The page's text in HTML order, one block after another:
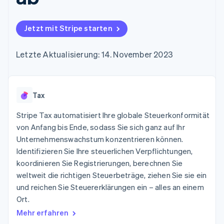
125
Terminal
Zahlungen vor Ort
Boost
Autorisierungsraten
Beschleunigter
Financial
Connections
Verbundene
Finanzdaten
Mehr
Product roadmap
Ausblick
Radar
SaaS
Bewirtung, Reisen und
Freizeit
Versicherungen
Medien und
Unterhaltung
Gemeinnützige
Organisationen
Fachdienstleistungen
Öffentlicher Sektor
Abonnementverwaltung
nutzungsbasierte
Abrechnung um
Karten ausgeben: So
Diensten mit Agenten
Ressourcen
App-Integrationen
Code-Beispiele
Entwickler-Blog
Stripe Sessions
Karriere
Stripe Press
kontaktieren
Partner werden
Jetzt mit Stripe starten
Letzte Aktualisierung: 14. November 2023
Tax
Stripe Tax automatisiert Ihre globale Steuerkonformität
von Anfang bis Ende, sodass Sie sich ganz auf Ihr
Unternehmenswachstum konzentrieren können.
Identifizieren Sie Ihre steuerlichen Verpflichtungen,
koordinieren Sie Registrierungen, berechnen Sie
weltweit die richtigen Steuerbeträge, ziehen Sie sie ein
und reichen Sie Steuererklärungen ein – alles an einem
Ort.
Mehr erfahren